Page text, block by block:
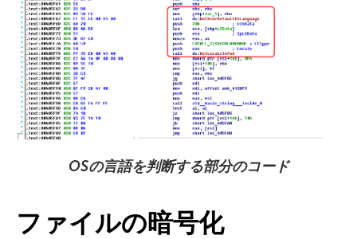
OSの言語を判断する部分のコード
ファイルの暗号化